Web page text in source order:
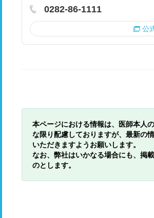
0282-86-1111
公
本ページにおける情報は、医師本人
な限り配慮しておりますが、最新の
いただきますようお願いします。
なお、弊社はいかなる場合にも、掲
のとします。